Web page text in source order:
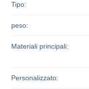
Tipo:
peso:
Materiali principali:
Personalizzato: